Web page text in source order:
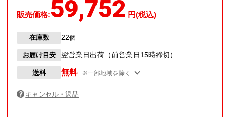
販売価格:59,752 円(税込)
在庫数 22個
お届け目安 翌営業日出荷（前営業日15時締切）
送料 無料 ※一部地域を除く
キャンセル・返品